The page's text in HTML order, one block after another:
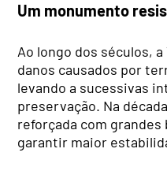
Um monumento
Ao longo dos séculos,
danos causados por
levando a sucessivas
preservação. Na
reforçada com grandes
garantir maior